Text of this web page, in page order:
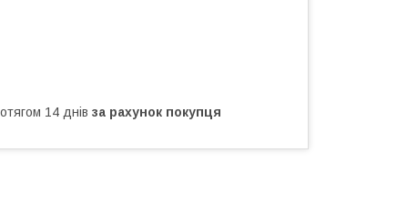
14 днів за рахунок покупця